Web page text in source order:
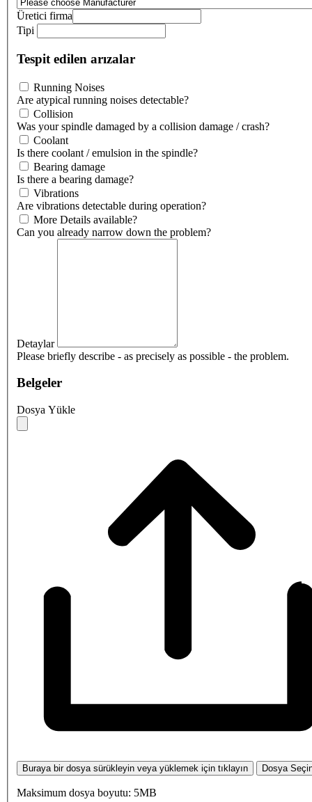
Üretici firma
Tipi
Tespit edilen arızalar
Running Noises
Are atypical running noises detectable?
Collision
Was your spindle damaged by a collision damage / crash?
Coolant
Is there coolant / emulsion in the spindle?
Bearing damage
Is there a bearing damage?
Vibrations
Are vibrations detectable during operation?
More Details available?
Can you already narrow down the problem?
Detaylar
Please briefly describe - as precisely as possible - the problem.
Belgeler
Dosya Yükle
Buraya bir dosya sürükleyin veya yüklemek için tıklayın Dosya
Maksimum dosya boyutu: 5MB